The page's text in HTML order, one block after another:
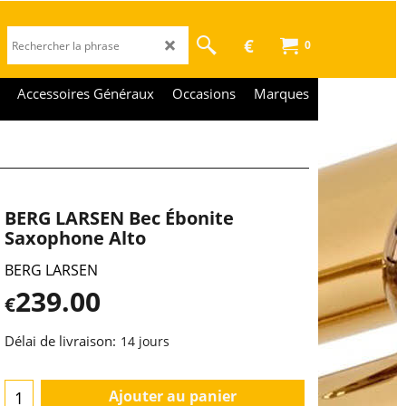
0
€
Accessoires Généraux Occasions Marques
BERG LARSEN Bec Ébonite
Saxophone Alto
BERG LARSEN
€239.00
Délai de livraison: 14 jours
Ajouter au panier